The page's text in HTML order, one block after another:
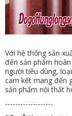
Với hệ thống sản
đến sản phẩm
người tiêu dùng,
cam kết mang đến
sản phẩm nội thất
-------------------